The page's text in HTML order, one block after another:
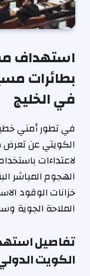
استهداف
بطائرات
في الخليج
في تطور أمني
الكويتي عن تعرض
لاعتداءات
الهجوم المباشر
خزانات الوقود
الملاحة الجوية
تفاصيل
الكويت